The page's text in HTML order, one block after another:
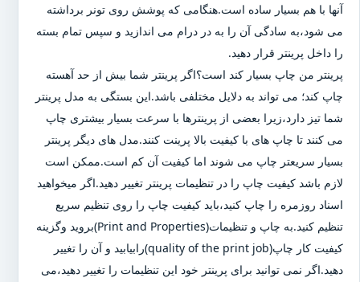
آنها با هم بسیار ساده است.هنگامی که پوشش روی تونر برداشته
می شود،به سادگی آن را به در درام می اندازید و سپس تمام بسته
را داخل پرینتر قرار دهید.
پرینتر من چاپ بسیار کند است؟اگر پرینتر شما بیش از حد آهسته
چاپ کند؛ می تواند به دلایل مختلفی باشد.این بستگی به مدل پرینتر
شما تیز دارد،زیرا بعضی از پرینترها با سرعت بسیار بیشتری چاپ
می کنند تا چاپ های با کیفیت بالا پرینت کنند.مدل های دیگر پرینتر
بسیار سریعتر چاپ می شوند اما کیفیت آن کم است.ممکن است
لازم باشد کیفیت چاپ را در تنظیمات پرینتر تغییر دهید.اگر میخواهید
اسناد روزمره را چاپ کنید،باید کیفیت چاپ را روی تنظیم سریع
تنظیم کنید.به چاپ و تنظیمات(Print and Properties)بروید وگزینه
کیفیت کار چاپ(quality of the print job)رابیابید و آن را تغییر
دهید.اگر نمی توانید برای پرینتر خود این تنظیمات را تغییر دهید،می